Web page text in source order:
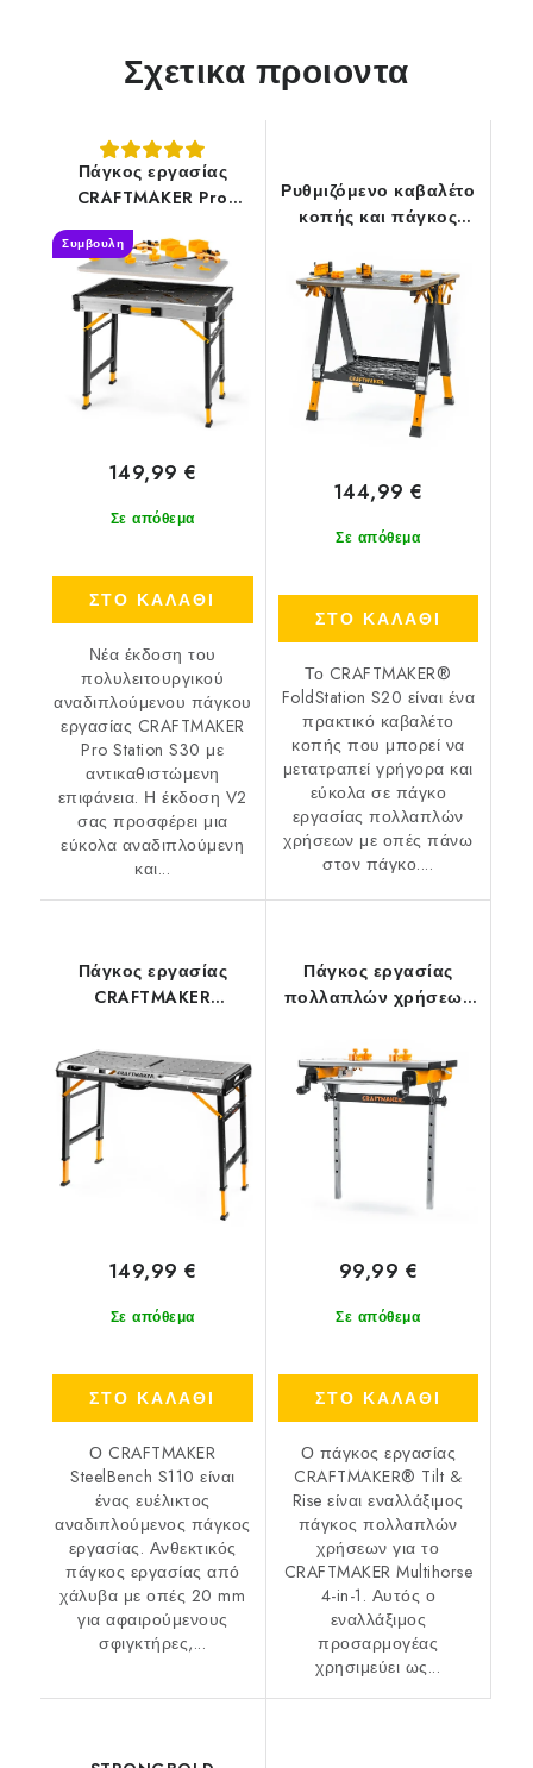
Σχετικα προιοντα
Πάγκος εργασίας
CRAFTMAKER Pro
Station S30
Συμβουλη
Σε απόθεμα
149,99 €
ΣΤΟ ΚΑΛΑΘΙ
Νέα έκδοση του
πολυλειτουργικού
αναδιπλούμενου πάγκου
εργασίας CRAFTMAKER
Pro Station S30 με
αντικαθιστώμενη
επιφάνεια. Η έκδοση V2
σας προσφέρει μια
εύκολα αναδιπλούμενη
και...
Ρυθμιζόμενο καβαλέτο
κοπής και πάγκος
CRAFTMAKER
FoldStation S20
Σε απόθεμα
144,99 €
ΣΤΟ ΚΑΛΑΘΙ
Το CRAFTMAKER®
FoldStation S20 είναι ένα
πρακτικό καβαλέτο
κοπής που μπορεί να
μετατραπεί γρήγορα και
εύκολα σε πάγκο
εργασίας πολλαπλών
χρήσεων με οπές πάνω
στον πάγκο....
Πάγκος εργασίας
CRAFTMAKER
Σε απόθεμα
149,99 €
ΣΤΟ ΚΑΛΑΘΙ
Ο CRAFTMAKER
SteelBench S110 είναι
ένας ευέλικτος
αναδιπλούμενος πάγκος
εργασίας. Ανθεκτικός
πάγκος εργασίας από
χάλυβα με οπές 20 mm
για αφαιρούμενους
σφιγκτήρες,...
Πάγκος εργασίας
πολλαπλών χρήσεων
Multipurpose για το
Multihorse 4-in-1
Σε απόθεμα
99,99 €
ΣΤΟ ΚΑΛΑΘΙ
Ο πάγκος εργασίας
CRAFTMAKER® Tilt &
Rise είναι εναλλάξιμος
πάγκος πολλαπλών
χρήσεων για το
CRAFTMAKER Multihorse
4-in-1. Αυτός ο
εναλλάξιμος
προσαρμογέας
χρησιμεύει ως...